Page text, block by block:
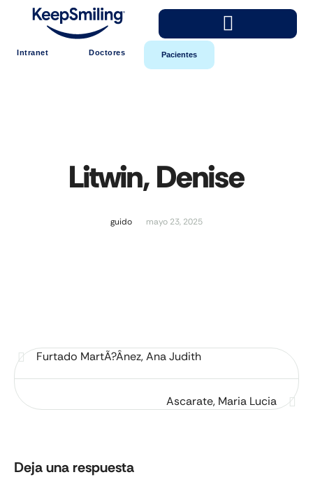
Intranet Doctores Pacientes
Litwin, Denise
guido mayo 23, 2025
Furtado MartÃ?Â­nez, Ana Judith
Ascarate, Maria Lucia
Deja una respuesta